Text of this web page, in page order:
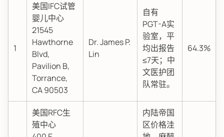
1
美国IFC试管
婴儿中心
21545
Hawthorne
Blvd,
Pavilion B,
Torrance,
CA 90503
Dr. James P.
Lin
自有
PGT-A实
验室，平
均出报告
≤7天；中
文医护团
队常驻。
64.3%
美国RFC生
殖中心
内陆帝国
区价格洼